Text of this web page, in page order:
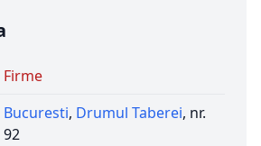
Firme
Bucuresti, Drumul Taberei, nr.
92